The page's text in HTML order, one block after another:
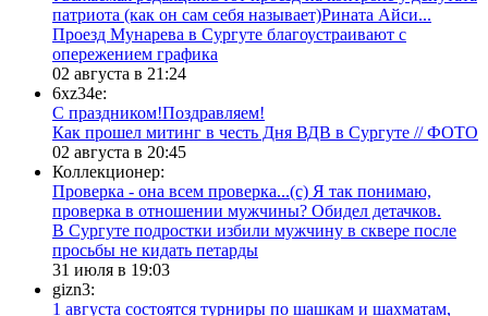
патриота (как он сам себя называет)Рината Айси...
​Проезд Мунарева в Сургуте благоустраивают с
опережением графика
02 августа в 21:24
6xz34e:
С праздником!Поздравляем!
Как прошел митинг в честь Дня ВДВ в Сургуте // ФОТО
02 августа в 20:45
Коллекционер:
Проверка - она всем проверка...(с) Я так понимаю,
проверка в отношении мужчины? Обидел детачков.
В Сургуте подростки избили мужчину в сквере после
просьбы не кидать петарды
31 июля в 19:03
gizn3:
1 августа состоятся турниры по шашкам и шахматам,